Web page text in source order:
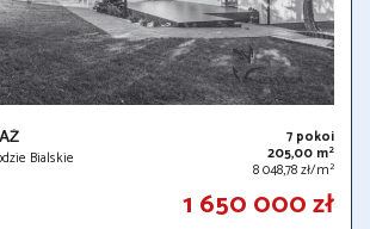
Bialskie
7 pokoi
205,00 m2
8 048,78 zł/m2
1 650 000 zł